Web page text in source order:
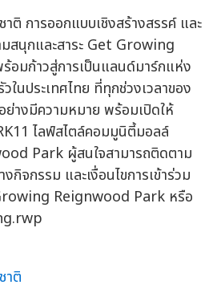
ติ การออกแบบเชิงสร้างสรรค์ และ
สนุกและสาระ Get Growing
มก้าวสู่การเป็นแลนด์มาร์กแห่ง
ในประเทศไทย ที่ทุกช่วงเวลาของ
ย่างมีความหมาย พร้อมเปิดให้
ไลฟ์สไตล์คอมมูนิตี้มอลล์
Park ผู้สนใจสามารถติดตาม
กิจกรรม และเงื่อนไขการเข้าร่วม
Reignwood Park หรือ
าติ